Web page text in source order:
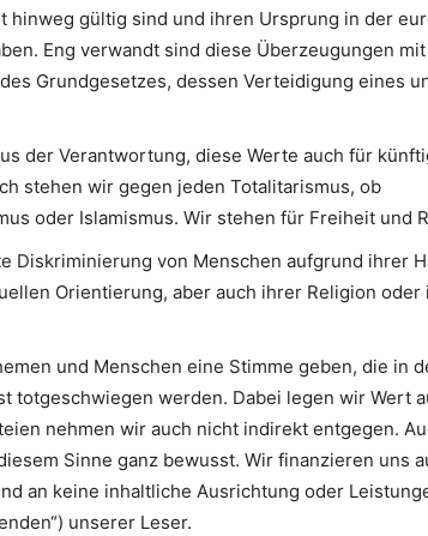
hinweg gültig sind und ihren Ursprung in der
Eng verwandt sind diese Überzeugungen
Grundgesetzes, dessen Verteidigung eines
der Verantwortung, diese Werte auch für
stehen wir gegen jeden Totalitarismus, ob
oder Islamismus. Wir stehen für Freiheit und
Diskriminierung von Menschen aufgrund ihrer
Orientierung, aber auch ihrer Religion oder
und Menschen eine Stimme geben, die in
totgeschwiegen werden. Dabei legen wir Wert
nehmen wir auch nicht indirekt entgegen.
Sinne ganz bewusst. Wir finanzieren uns
an keine inhaltliche Ausrichtung oder
unserer Leser.